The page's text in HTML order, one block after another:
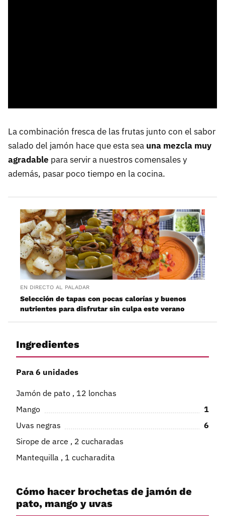
La combinación fresca de las frutas junto con el sabor
salado del jamón hace que esta sea una mezcla muy
agradable para servir a nuestros comensales y
además, pasar poco tiempo en la cocina.
EN DIRECTO AL PALADAR
Selección de tapas con pocas calorías y buenos
nutrientes para disfrutar sin culpa este verano
Ingredientes
Para 6 unidades
Jamón de pato , 12 lonchas
Mango
1
Uvas negras
6
Sirope de arce , 2 cucharadas
Mantequilla , 1 cucharadita
Cómo hacer brochetas de jamón de
pato, mango y uvas